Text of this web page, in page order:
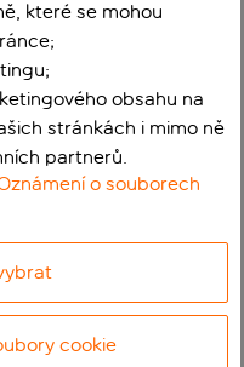
které se mohou
obsahu na
stránkách i mimo ně
partnerů.
o souborech
cookie